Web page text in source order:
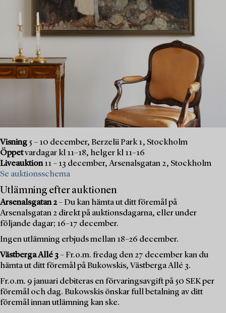
Visning 5 – 10 december, Berzelii Park 1, Stockholm
Öppetvardagar kl 11–18, helger kl 11–16
Liveauktion11 – 13 december, Arsenalsgatan 2, Stockholm
Se auktionsschema
Utlämning efter auktionen
Arsenalsgatan 2– Du kan hämta ut ditt föremål på
Arsenalsgatan 2 direkt på auktionsdagarna, eller under
följande dagar; 16–17 december.
Ingen utlämning erbjuds mellan 18–26 december.
Västberga Allé 3– Fr.o.m. fredag den 27 december kan du
hämta ut ditt föremål på Bukowskis, Västberga Allé 3.
Fr.o.m. 9 januari debiteras en förvaringsavgift på 50 SEK per
föremål och dag. Bukowskis önskar full betalning av ditt
föremål innan utlämning kan ske.